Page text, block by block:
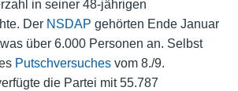
in seiner 48-jährigen
Der NSDAP gehörten Ende Januar
über 6.000 Personen an. Selbst
Putschversuchesvom 8./9.
die Partei mit 55.787